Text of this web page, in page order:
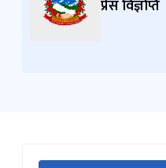
प्रेस विज्ञप्ति